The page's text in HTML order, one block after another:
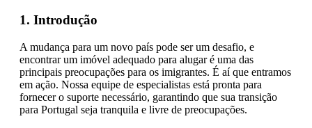
1. Introdução
A mudança para um novo país pode ser um desafio, e
encontrar um imóvel adequado para alugar é uma das
principais preocupações para os imigrantes. É aí que entramos
em ação. Nossa equipe de especialistas está pronta para
fornecer o suporte necessário, garantindo que sua transição
para Portugal seja tranquila e livre de preocupações.